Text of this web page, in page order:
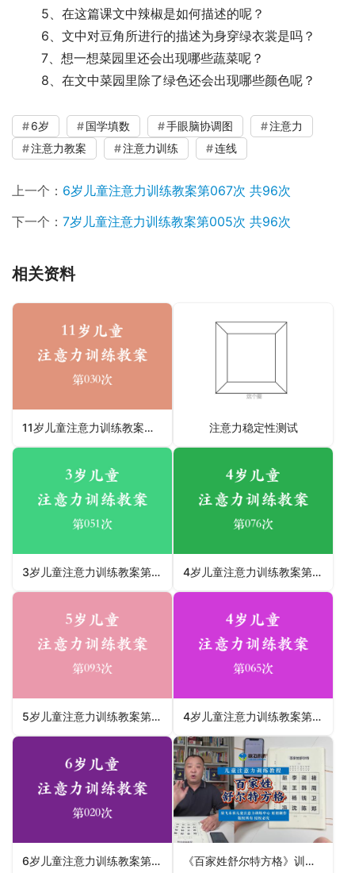
5、在这篇课文中辣椒是如何描述的呢？
6、文中对豆角所进行的描述为身穿绿衣裳是吗？
7、想一想菜园里还会出现哪些蔬菜呢？
8、在文中菜园里除了绿色还会出现哪些颜色呢？
6岁 国学填数 手眼脑协调图
注意力
注意力教案
注意力训练 连线
上一个： 6岁儿童注意力训练教案第067次 共96次
下一个： 7岁儿童注意力训练教案第005次 共96次
相关资料
11岁儿童注意力训练教案第030次 共96次 注意力稳定性测试
3岁儿童注意力训练教案第051次 共96次 4岁儿童注意力训练教案第076次 共96次
5岁儿童注意力训练教案第093次 共96次 4岁儿童注意力训练教案第065次 共96次
6岁儿童注意力训练教案第020次 共96次 《百家姓舒尔特方格》训练儿童注意力视频教程